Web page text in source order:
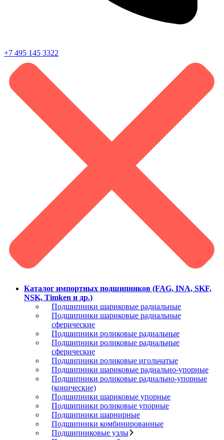
+7 495 145 3322
Каталог импортных подшипников (FAG, INA, SKF,
NSK, Timken и др.)
Подшипники шариковые радиальные
Подшипники шариковые радиальные
сферические
Подшипники роликовые радиальные
Подшипники роликовые радиальные
сферические
Подшипники роликовые игольчатые
Подшипники шариковые радиально-упорные
Подшипники роликовые радиально-упорные
(конические)
Подшипники шариковые упорные
Подшипники роликовые упорные
Подшипники шарнирные
Подшипники комбинированные
Подшипниковые узлы